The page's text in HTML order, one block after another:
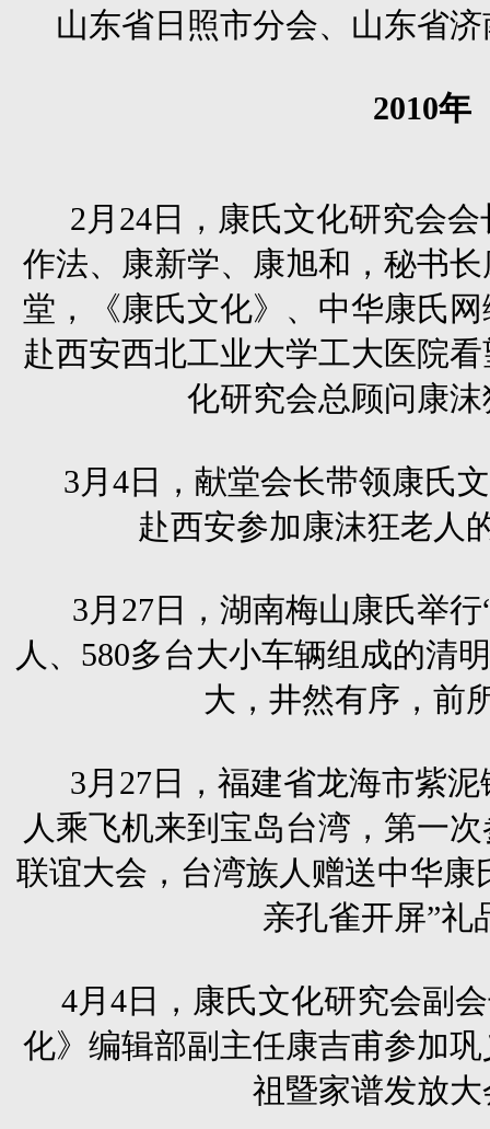
山东省日照市分会、山东省
2010年
2月24日，康氏文化研究会
作法、康新学、康旭和，秘书
堂，《康氏文化》、中华康氏
赴西安西北工业大学工大医院
化研究会总顾问康
3月4日，献堂会长带领康氏
赴西安参加康沫狂老人
3月27日，湖南梅山康氏举行
人、580多台大小车辆组成的清
大，井然有序，前
3月27日，福建省龙海市紫
人乘飞机来到宝岛台湾，第一
联谊大会，台湾族人赠送中华康
亲孔雀开屏”礼
4月4日，康氏文化研究会副
化》编辑部副主任康吉甫参加
祖暨家谱发放